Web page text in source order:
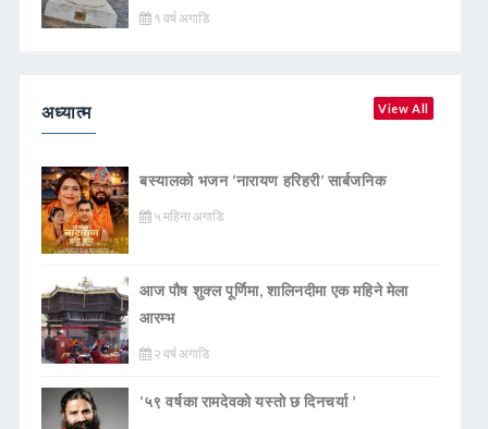
१ वर्ष अगाडि
अध्यात्म View All
बस्यालको भजन ‘नारायण हरिहरी’ सार्बजनिक
५ महिना अगाडि
आज पौष शुक्ल पूर्णिमा, शालिनदीमा एक महिने मेला
आरम्भ
२ वर्ष अगाडि
‘५९ वर्षका रामदेवकाे यस्ताे छ दिनचर्या ’